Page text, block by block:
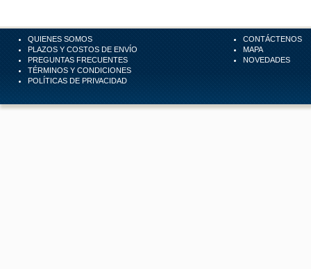
QUIENES SOMOS
PLAZOS Y COSTOS DE ENVÍO
PREGUNTAS FRECUENTES
TÉRMINOS Y CONDICIONES
POLÍTICAS DE PRIVACIDAD
CONTÁCTENOS
MAPA
NOVEDADES